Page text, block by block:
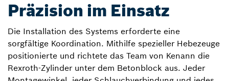
Präzision im Einsatz
Die Installation des Systems erforderte eine
sorgfältige Koordination. Mithilfe spezieller Hebezeuge
positionierte und richtete das Team von Kenann die
Rexroth-Zylinder unter dem Betonblock aus. Jeder